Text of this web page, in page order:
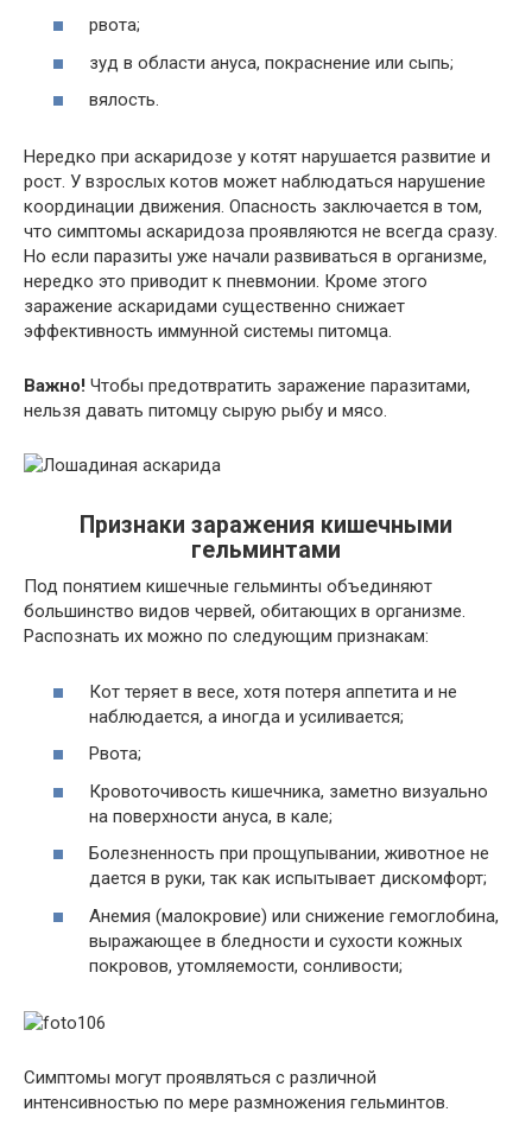
рвота;
зуд в области ануса, покраснение или сыпь;
вялость.
Нередко при аскаридозе у котят нарушается развитие и
рост. У взрослых котов может наблюдаться нарушение
координации движения. Опасность заключается в том,
что симптомы аскаридоза проявляются не всегда сразу.
Но если паразиты уже начали развиваться в организме,
нередко это приводит к пневмонии. Кроме этого
заражение аскаридами существенно снижает
эффективность иммунной системы питомца.
Важно! Чтобы предотвратить заражение паразитами,
нельзя давать питомцу сырую рыбу и мясо.
Признаки заражения кишечными
гельминтами
Под понятием кишечные гельминты объединяют
большинство видов червей, обитающих в организме.
Распознать их можно по следующим признакам:
Кот теряет в весе, хотя потеря аппетита и не
наблюдается, а иногда и усиливается;
Рвота;
Кровоточивость кишечника, заметно визуально
на поверхности ануса, в кале;
Болезненность при прощупывании, животное не
дается в руки, так как испытывает дискомфорт;
Анемия (малокровие) или снижение гемоглобина,
выражающее в бледности и сухости кожных
покровов, утомляемости, сонливости;
Симптомы могут проявляться с различной
интенсивностью по мере размножения гельминтов.